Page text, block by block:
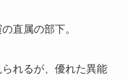
直属の部下。
れるが、優れた異能